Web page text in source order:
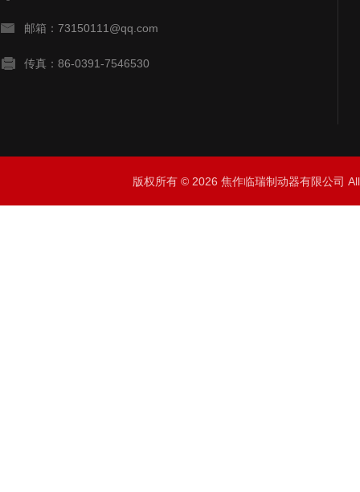
邮箱：73150111@qq.com
传真：86-0391-7546530
版权所有 © 2026 焦作临瑞制动器有限公